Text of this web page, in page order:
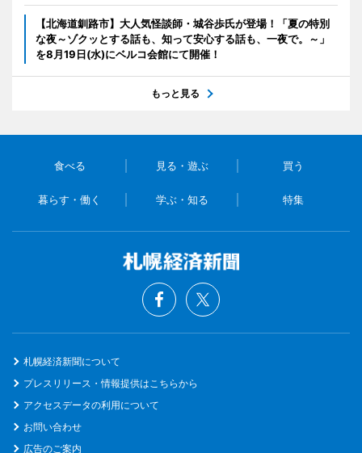
【北海道釧路市】大人気怪談師・城谷歩氏が登場！「夏の特別
な夜～ゾクッとする話も、知って安心する話も、一夜で。～」
を8月19日(水)にベルコ会館にて開催！
もっと見る
食べる 見る・遊ぶ 買う
暮らす・働く 学ぶ・知る 特集
札幌経済新聞について
プレスリリース・情報提供はこちらから
アクセスデータの利用について
お問い合わせ
広告のご案内